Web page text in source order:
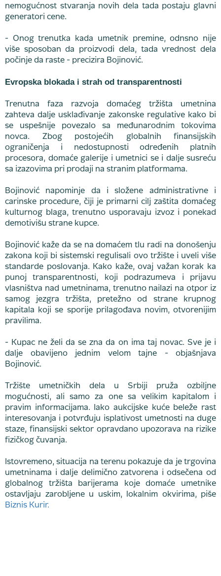
nemogućnost stvaranja novih dela tada postaju glavni
generatori cene.
- Onog trenutka kada umetnik premine, odnsno nije
više sposoban da proizvodi dela, tada vrednost dela
počinje da raste - precizira Bojinović.
Evropska blokada i strah od transparentnosti
Trenutna faza razvoja domaćeg tržišta umetnina
zahteva dalje usklađivanje zakonske regulative kako bi
se uspešnije povezalo sa međunarodnim tokovima
novca. Zbog postojećih globalnih finansijskih
ograničenja i nedostupnosti određenih platnih
procesora, domaće galerije i umetnici se i dalje susreću
sa izazovima pri prodaji na stranim platformama.
Bojinović napominje da i složene administrativne i
carinske procedure, čiji je primarni cilj zaštita domaćeg
kulturnog blaga, trenutno usporavaju izvoz i ponekad
demotivišu strane kupce.
Bojinović kaže da se na domaćem tlu radi na donošenju
zakona koji bi sistemski regulisali ovo tržište i uveli više
standarde poslovanja. Kako kaže, ovaj važan korak ka
punoj transparentnosti, koji podrazumeva i prijavu
vlasništva nad umetninama, trenutno nailazi na otpor iz
samog jezgra tržišta, pretežno od strane krupnog
kapitala koji se sporije prilagođava novim, otvorenijim
pravilima.
- Kupac ne želi da se zna da on ima taj novac. Sve je i
dalje obavijeno jednim velom tajne - objašnjava
Bojinović.
Tržište umetničkih dela u Srbiji pruža ozbiljne
mogućnosti, ali samo za one sa velikim kapitalom i
pravim informacijama. Iako aukcijske kuće beleže rast
interesovanja i potvrđuju isplativost umetnosti na duge
staze, finansijski sektor opravdano upozorava na rizike
fizičkog čuvanja.
Istovremeno, situacija na terenu pokazuje da je trgovina
umetninama i dalje delimično zatvorena i odsečena od
globalnog tržišta barijerama koje domaće umetnike
ostavljaju zarobljene u uskim, lokalnim okvirima, piše
Biznis Kurir.